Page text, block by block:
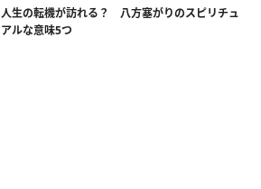
人生の転機が訪れる？ 八方塞がりのスピリチュ
アルな意味5つ